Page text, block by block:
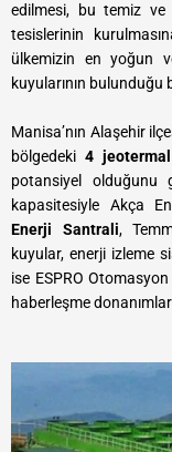
edilmesi, bu temiz ve
tesislerinin
ülkemizin en yoğun
kuyularının
Manisa’nın Alaşehir
bölgedeki4
potansiyel olduğunu
kapasitesiyle Akça
Enerji Santrali,
kuyular, enerji izleme
ise ESPRO
haberleşme